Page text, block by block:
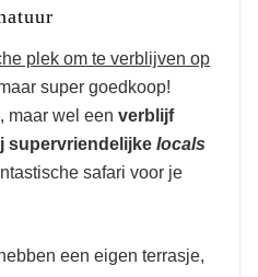
plek om te verblijven op
super goedkoop!
maar wel een verblijf
supervriendelijke locals
safari voor je
een eigen terrasje,